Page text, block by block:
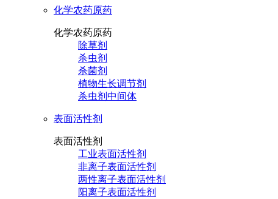
化学农药原药
化学农药原药
除草剂
杀虫剂
杀菌剂
植物生长调节剂
杀虫剂中间体
表面活性剂
表面活性剂
工业表面活性剂
非离子表面活性剂
两性离子表面活性剂
阳离子表面活性剂